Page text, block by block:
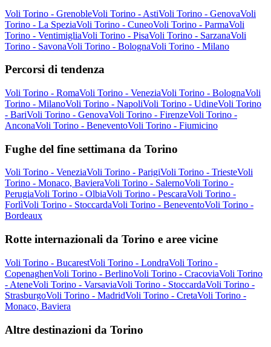
Voli Torino - GrenobleVoli Torino - AstiVoli Torino - GenovaVoli
Torino - La SpeziaVoli Torino - CuneoVoli Torino - ParmaVoli
Torino - VentimigliaVoli Torino - PisaVoli Torino - SarzanaVoli
Torino - SavonaVoli Torino - BolognaVoli Torino - Milano
Percorsi di tendenza
Voli Torino - RomaVoli Torino - VeneziaVoli Torino - BolognaVoli
Torino - MilanoVoli Torino - NapoliVoli Torino - UdineVoli Torino
- BariVoli Torino - GenovaVoli Torino - FirenzeVoli Torino -
AnconaVoli Torino - BeneventoVoli Torino - Fiumicino
Fughe del fine settimana da Torino
Voli Torino - VeneziaVoli Torino - ParigiVoli Torino - TriesteVoli
Torino - Monaco, BavieraVoli Torino - SalernoVoli Torino -
PerugiaVoli Torino - OlbiaVoli Torino - PescaraVoli Torino -
ForlìVoli Torino - StoccardaVoli Torino - BeneventoVoli Torino -
Bordeaux
Rotte internazionali da Torino e aree vicine
Voli Torino - BucarestVoli Torino - LondraVoli Torino -
CopenaghenVoli Torino - BerlinoVoli Torino - CracoviaVoli Torino
- AteneVoli Torino - VarsaviaVoli Torino - StoccardaVoli Torino -
StrasburgoVoli Torino - MadridVoli Torino - CretaVoli Torino -
Monaco, Baviera
Altre destinazioni da Torino